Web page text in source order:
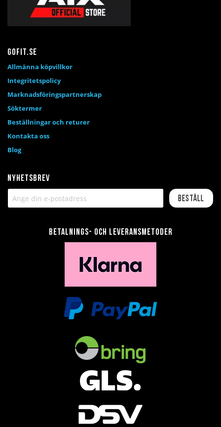
Nyhetsbrev
Beställ
Betalnings- och leveransmetoder
Gofit.se
Allmänna köpvillkor
Integritetspolicy
Marknadsföringspartnerskap
Söktermer
Beställningar och returer
Kontakta oss
Blog